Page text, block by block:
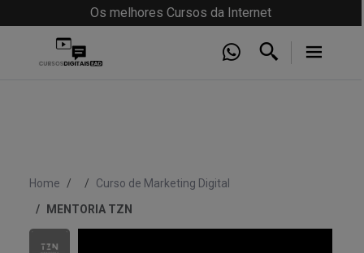
Os melhores Cursos da Internet
Home
Curso de Marketing Digital
MENTORIA TZN